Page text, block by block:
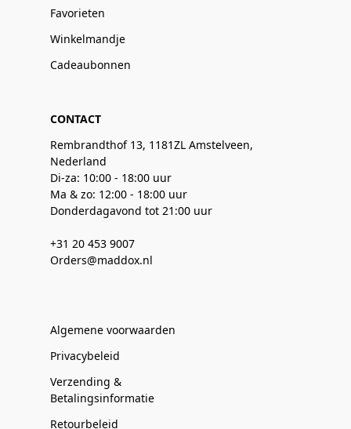
Favorieten
Winkelmandje
Cadeaubonnen
CONTACT
Rembrandthof 13, 1181ZL Amstelveen,
Nederland
Di-za: 10:00 - 18:00 uur
Ma & zo: 12:00 - 18:00 uur
Donderdagavond tot 21:00 uur
+31 20 453 9007
Orders@maddox.nl
Algemene voorwaarden
Privacybeleid
Verzending &
Betalingsinformatie
Retourbeleid